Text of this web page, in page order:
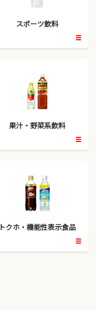
スポーツ飲料
く
果汁・野菜系飲料
く
トクホ・機能性表示食品
く